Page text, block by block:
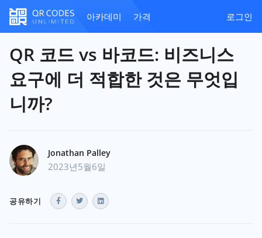
아카데미 가격 로그인
QR 코드 vs 바코드: 비즈니스
요구에 더 적합한 것은 무엇입
니까?
Jonathan Palley
2023년5월6일
공유하기